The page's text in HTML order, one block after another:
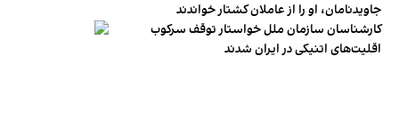
جاویدنامان، او را از عاملان کشتار خواندند
کارشناسان سازمان ملل خواستار توقف سرکوب
اقلیت‌های اتنیکی در ایران شدند